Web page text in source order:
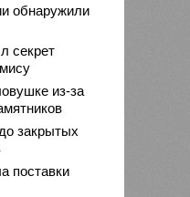
обнаружили
секрет
из-за
закрытых
поставки